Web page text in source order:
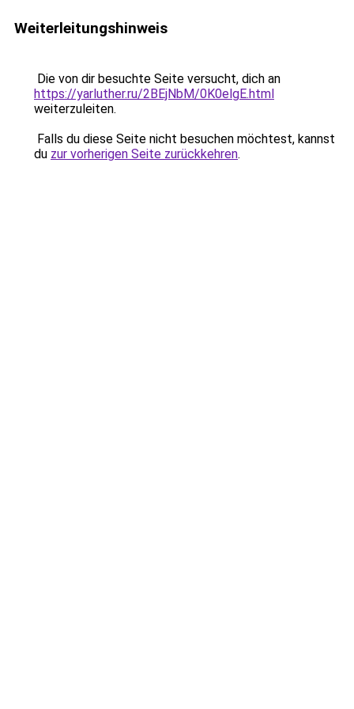
Weiterleitungshinweis
Die von dir besuchte Seite versucht, dich an
https://yarluther.ru/2BEjNbM/0K0elgE.html
weiterzuleiten.
Falls du diese Seite nicht besuchen möchtest, kannst
du zur vorherigen Seite zurückkehren.